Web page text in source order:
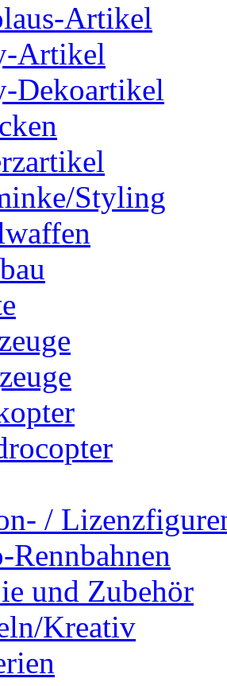
Artikel
Artikel
Dekoartikel
Styling
/
Rennbahnen
und Zubehör
Kreativ